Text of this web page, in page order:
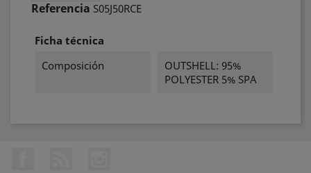
Referencia S05J50RCE
Ficha técnica
Composición
OUTSHELL: 95%
POLYESTER 5% SPA